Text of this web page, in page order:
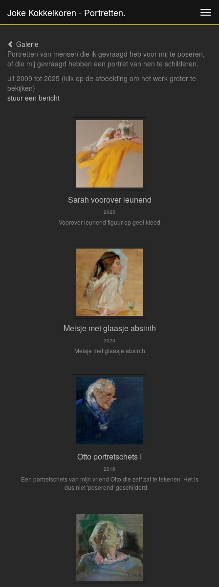
Joke Kokkelkoren - Portretten.
Galerie
Portretten van mensen die ik gevraagd heb voor mij te poseren,
of die mij gevraagd hebben een portret van hen te schilderen.
uit 2009 tot 2025 (klik op de afbeelding om het werk groter te
bekijken)
stuur een bericht
Sarah voorover leunend
2025
Voorover leunend figuur op geel kleed
Meisje met glaasje absinth
2023
Meisje met glaasje absinth
Otto portretschets I
2016
Een portretschets van mijn vriend Otto die zelf zat te tekenen. Het is
dus niet 'poserend' geschilderd.